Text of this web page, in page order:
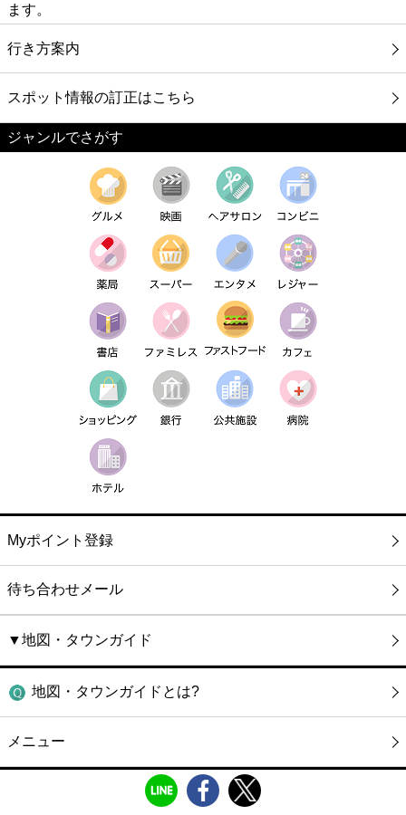
ます。
行き方案内
スポット情報の訂正はこちら
ジャンルでさがす
Myポイント登録
待ち合わせメール
▼地図・タウンガイド
地図・タウンガイドとは?
メニュー